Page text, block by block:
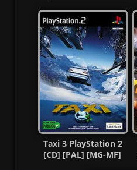
(Esp/Multi)
Taxi 3 PlayStation 2
[CD] [PAL] [MG-MF]